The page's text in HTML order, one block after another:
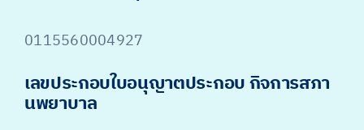
0115560004927
เลขประกอบใบอนุญาตประกอบ กิจการสภา
นพยาบาล